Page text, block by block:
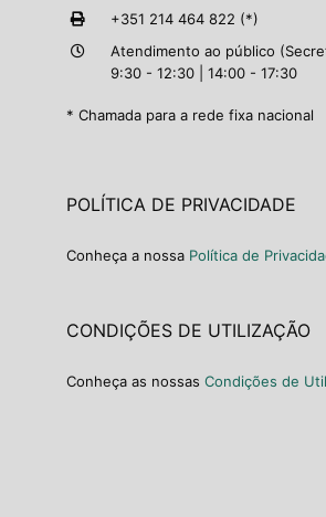
+351 214 464 822 (*)
Atendimento ao público
9:30 - 12:30 | 14:00 - 17:30
* Chamada para a rede fixa nacional
POLÍTICA DE PRIVACIDADE
Conheça a nossa Política de
CONDIÇÕES DE UTILIZAÇÃO
Conheça as nossas Condições de